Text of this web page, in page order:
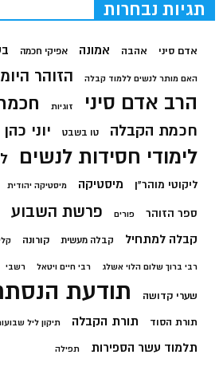
תגיות נבחרות
אדם סיני אהבה אמונה אפיקי חכמה
האם מותר לנשים ללמוד קבלה הזוהר
הרב אדם סיני זוגיות
חכמת הקבלה טו בשבט יוני כהן
לימודי חסידות לנשים
ליקוטי מוהר"ן מיסטיקה מיסטיקה יהודית
ספר הזוהר פורים פרשת השבוע
קבלה למתחיל קבלה מעשית קורונה
רבי ברוך שלום הלוי אשלג רבי חיים ויטאל רשבי
שערי קדושה תודעת
תורת הסוד תורת הקבלה תיקון ליל
תלמוד עשר הספירות תפילה